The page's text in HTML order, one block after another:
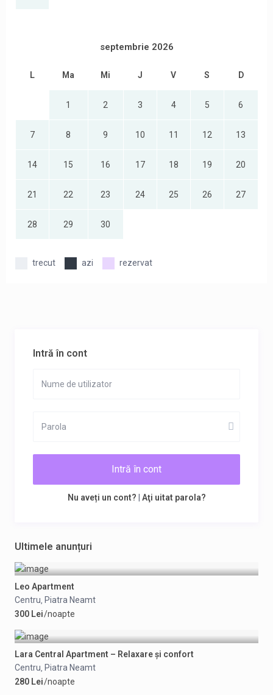
septembrie 2026
L Ma Mi J V S D
1 2 3 4 5 6
7 8 9 10 11 12 13
14 15 16 17 18 19 20
21 22 23 24 25 26 27
28 29 30
trecut azi rezervat
Intră în cont
Intră în cont
Nu aveți un cont? Aţi uitat parola?
Ultimele anunțuri
Leo Apartment
Centru, Piatra Neamt
300 Lei/noapte
Lara Central Apartment – Relaxare și confort
Centru, Piatra Neamt
280 Lei/noapte